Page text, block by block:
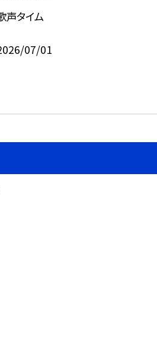
声タイム
07/01